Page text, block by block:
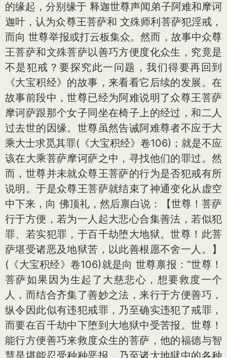
的缘起，分别缘于 释迦世尊声闻弟子阿难和摩诃
迦叶，认为众尊王菩萨和 文殊师利菩萨犯淫戒，
而向 世尊举报或打云板集众。然而，故事中众尊
王菩萨和文殊菩萨以善巧方便度化众生，究竟是
不是犯戒？要探究此一问题，我们得要再回到
《大宝积经》的故事，来看看它后续的发展。在
故事前段中，世尊已经为阿难说明了众尊王菩萨
摩诃萨跟那个女子同坐在椅子上的经过，和二人
过去世的因缘。世尊虽然告诫阿难尊者不应于大
乘大士求觅其罪(《大宝积经》卷106)；就是不应
该在大乘菩萨摩诃萨之中，寻找他们的罪过。然
而，世尊并未就众尊王菩萨的行为是否犯戒有所
说明。于是众尊王菩萨就结束了神通变化从虚空
中下来，向 佛顶礼，然后禀白说：【世尊！菩萨
行于方便，若为一人起大悲心合集善法，若似犯
罪、若实犯罪，于百千劫堕大地狱。世尊！此菩
萨堪受诸恶及地狱苦，以此善根愿不舍一人。】
(《大宝积经》卷106)就是向 世尊禀报：“世尊！
菩萨如果因为生起了大慈悲心，想要救度一个
人，而结合齐集了善妙之法，来行于方便善巧，
纵令因此似有违犯戒罪，乃至确实违犯了戒罪，
而要在百千劫中下堕到大地狱中受苦报。世尊！
能行方便善巧来救度众生的菩萨，他的福德与智
慧是堪能忍受种种恶报，乃至诸大地狱中的各种